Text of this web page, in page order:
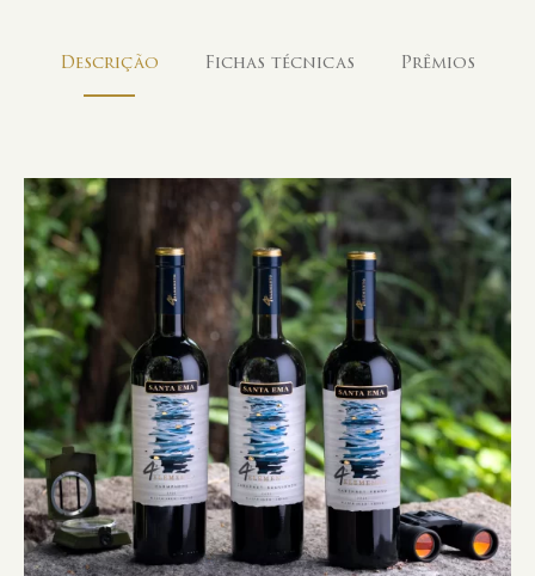
Descrição Fichas técnicas Prêmios